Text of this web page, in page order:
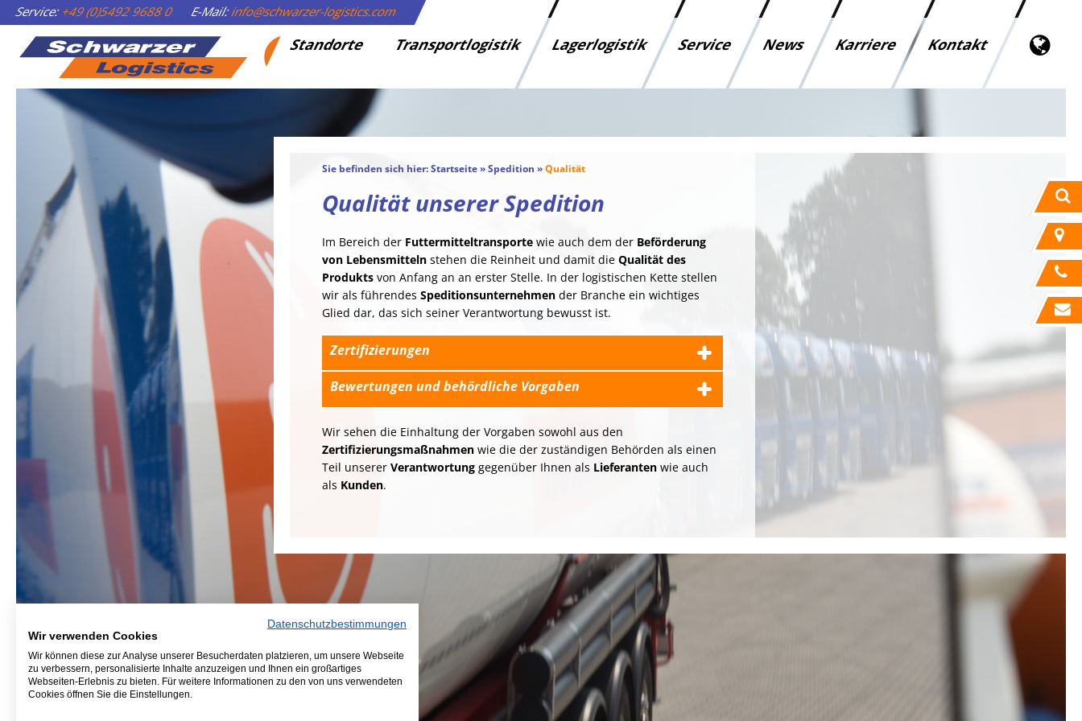
Service:+49 (0)5492 9688 0 E-Mail:info@schwarzer-logistics.com
Standorte Transportlogistik Lagerlogistik Service News Karriere Kontakt
Sie befinden sich hier:Startseite»Spedition »Qualität
Qualität unserer Spedition
Im Bereich der Futtermitteltransporte wie auch dem der Beförderung
von Lebensmitteln stehen die Reinheit und damit die Qualität des
Produkts von Anfang an an erster Stelle. In der logistischen Kette stellen
wir als führendes Speditionsunternehmen der Branche ein wichtiges
Glied dar, das sich seiner Verantwortung bewusst ist.
Zertifizierungen
Bewertungen und behördliche Vorgaben
Wir sehen die Einhaltung der Vorgaben sowohl aus den
Zertifizierungsmaßnahmen wie die der zuständigen Behörden als einen
Teil unserer Verantwortung gegenüber Ihnen als Lieferanten wie auch
als Kunden.
Datenschutzbestimmungen
Wir verwenden Cookies
Wir können diese zur Analyse unserer Besucherdaten platzieren, um unsere Webseite
zu verbessern, personalisierte Inhalte anzuzeigen und Ihnen ein großartiges
Webseiten-Erlebnis zu bieten. Für weitere Informationen zu den von uns verwendeten
Cookies öffnen Sie die Einstellungen.